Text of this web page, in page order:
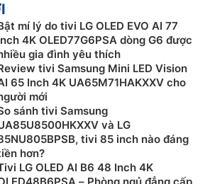
mí lý do tivi LG OLED EVO AI 77
4K OLED77G6PSA dòng G6 được
gia đình yêu thích
tivi Samsung Mini LED Vision
65 Inch 4K UA65M71HAKXXV cho
mới
sánh tivi Samsung
và LG
tivi 85 inch nào đáng
hơn?
LG OLED AI B6 48 Inch 4K